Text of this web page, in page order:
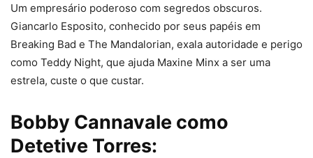
Um empresário poderoso com segredos obscuros.
Giancarlo Esposito, conhecido por seus papéis em
Breaking Bad e The Mandalorian, exala autoridade e perigo
como Teddy Night, que ajuda Maxine Minx a ser uma
estrela, custe o que custar.
Bobby Cannavale como
Detetive Torres: